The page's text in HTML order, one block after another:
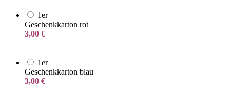
1er
Geschenkkarton rot
3,00 €
1er
Geschenkkarton blau
3,00 €